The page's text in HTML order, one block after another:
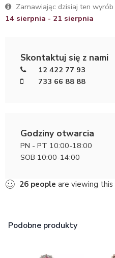
Zamawiając dzisiaj ten
14 sierpnia - 21 sierpnia
Skontaktuj się z nami
12 422 77 93
733 66 88 88
Godziny otwarcia
PN - PT 10:00-18:00
SOB 10:00-14:00
26 people are viewing
Podobne produkty